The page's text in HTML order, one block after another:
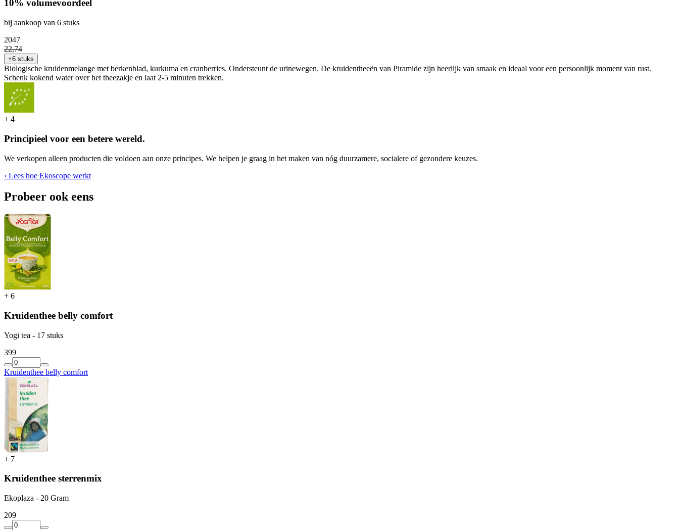
10% volumevoordeel
bij aankoop van 6 stuks
2047
22,74
+6 stuks
Biologische kruidenmelange met berkenblad, kurkuma en cranberries. Ondersteunt de urinewegen. De kruidentheeën van Piramide zijn heerlijk van smaak en ideaal voor een persoonlijk moment van rust.
Schenk kokend water over het theezakje en laat 2-5 minuten trekken.
+ 4
Principieel voor een betere wereld.
We verkopen alleen producten die voldoen aan onze principes. We helpen je graag in het maken van nóg duurzamere, socialere of gezondere keuzes.
› Lees hoe Ekoscope werkt
Probeer ook eens
+ 6
Kruidenthee belly comfort
Yogi tea - 17 stuks
399
Kruidenthee belly comfort
+ 7
Kruidenthee sterrenmix
Ekoplaza - 20 Gram
209